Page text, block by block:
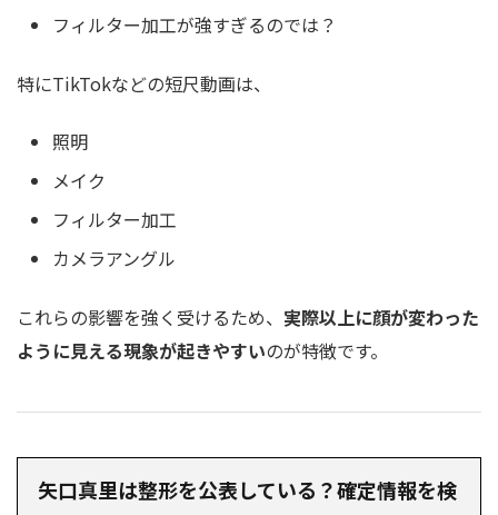
フィルター加工が強すぎるのでは？
特にTikTokなどの短尺動画は、
照明
メイク
フィルター加工
カメラアングル
これらの影響を強く受けるため、 実際以上に顔が変わった
ように見える現象が起きやすいのが特徴です。
矢口真里は整形を公表している？確定情報を検